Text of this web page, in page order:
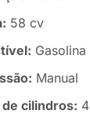
58 cv
Gasolina
Manual
cilindros: 4